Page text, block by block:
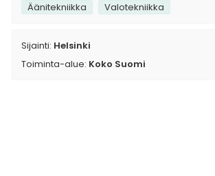
Äänitekniikka Valotekniikka
Sijainti: Helsinki
Toiminta-alue: Koko Suomi